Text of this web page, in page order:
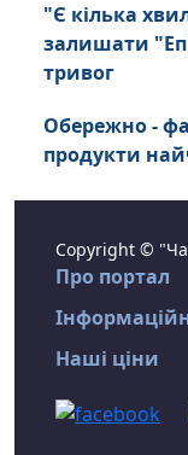
"Є кілька
залишати
тривог
Обережно -
продукти
Copyright ©
Про портал
Наші ціни